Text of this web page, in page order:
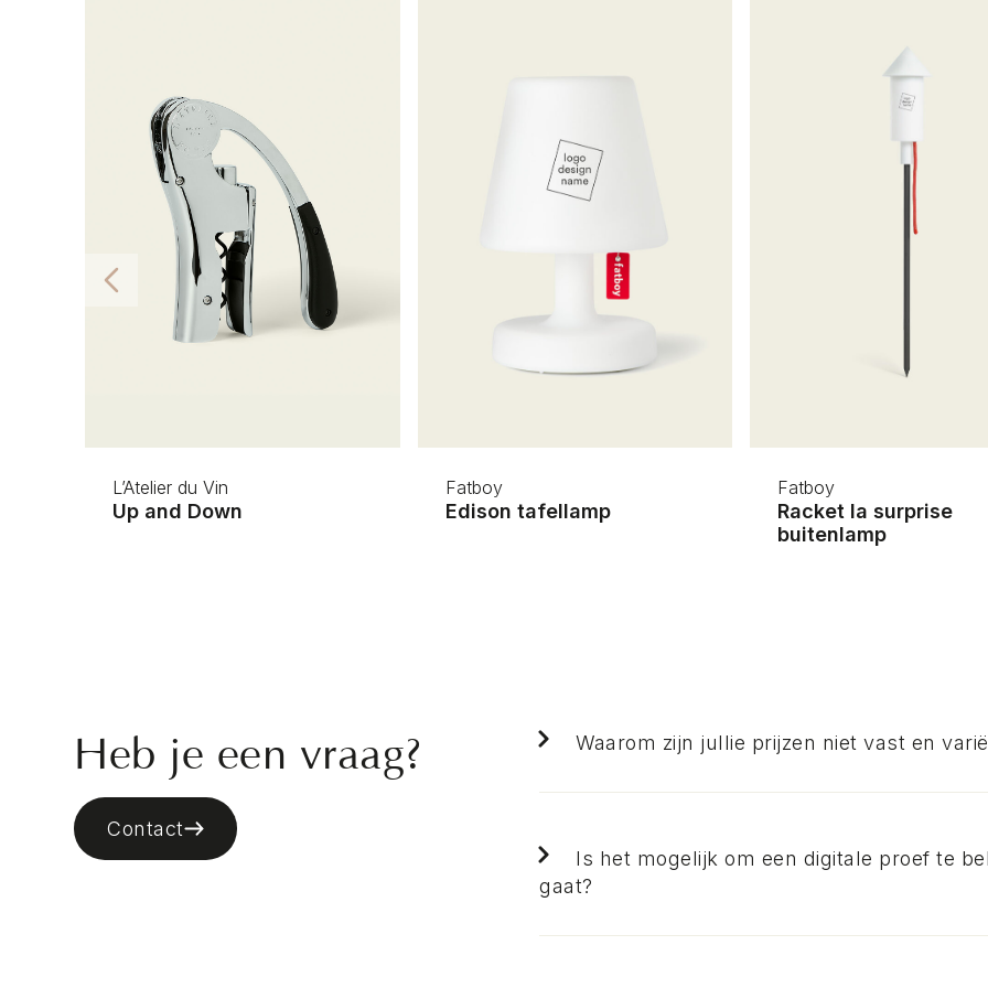
L’Atelier du Vin
Up and Down
Fatboy
Edison tafellamp
Fatboy
Racket la surprise
buitenlamp
Heb je een vraag?
Contact
Waarom zijn jullie prijzen niet vast en
Is het mogelijk om een digitale proef te
gaat?